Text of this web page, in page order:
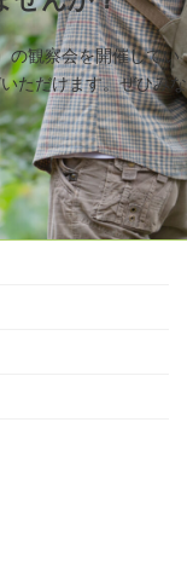
の観察会を開催してい
ただけます。ぜひみな